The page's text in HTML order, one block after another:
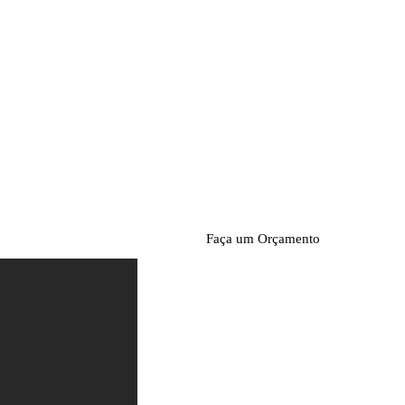
Faça um Orçamento